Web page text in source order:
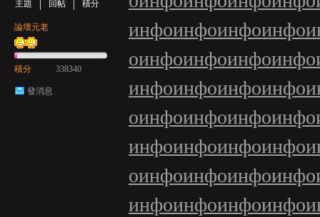
主題
回帖
積分
論壇元老
積分 338340
發消息
инфоинфоинфоинфо
оинфоинфоинфоинфо
инфоинфоинфоинфо
оинфоинфоинфоинфо
инфоинфоинфоинфо
оинфоинфоинфоинфо
инфоинфоинфоинфо